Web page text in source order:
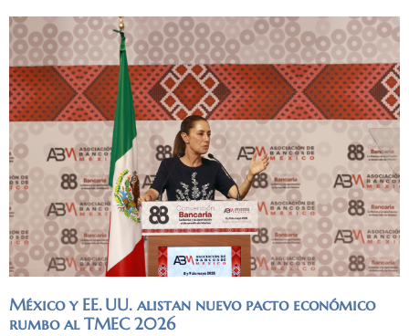
México y EE. UU. alistan nuevo pacto económico
rumbo al TMEC 2026